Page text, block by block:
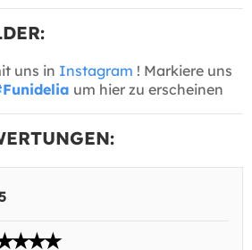
uns in Instagram ! Markiere uns
um hier zu erscheinen